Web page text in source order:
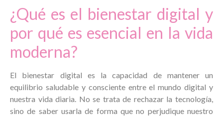
¿Qué es el bienestar digital y
por qué es esencial en la vida
moderna?
El bienestar digital es la capacidad de mantener un
equilibrio saludable y consciente entre el mundo digital y
nuestra vida diaria. No se trata de rechazar la tecnología,
sino de saber usarla de forma que no perjudique nuestro